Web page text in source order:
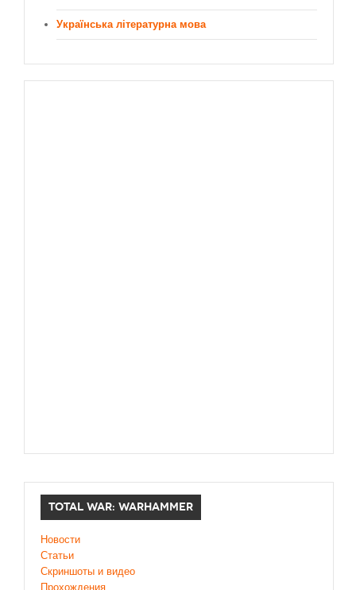
Українська літературна мова
TOTAL WAR: WARHAMMER
Новости
Статьи
Скриншоты и видео
Прохождения